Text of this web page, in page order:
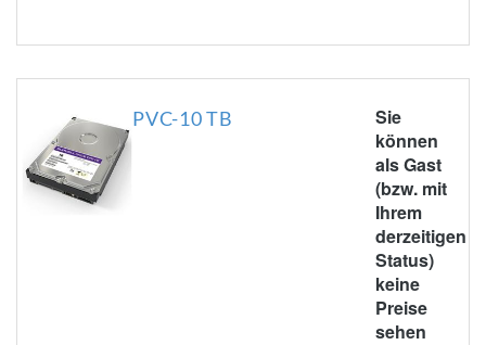
PVC-10 TB
Sie
können
als Gast
(bzw. mit
Ihrem
derzeitigen
Status)
keine
Preise
sehen